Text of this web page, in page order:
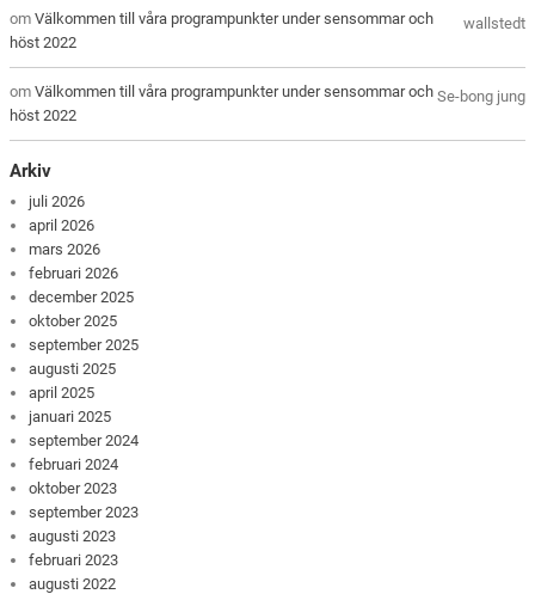
wallstedt
omVälkommen till våra programpunkter under sensommar och
höst 2022
Se-bong jung
omVälkommen till våra programpunkter under sensommar och
höst 2022
Arkiv
juli 2026
april 2026
mars 2026
februari 2026
december 2025
oktober 2025
september 2025
augusti 2025
april 2025
januari 2025
september 2024
februari 2024
oktober 2023
september 2023
augusti 2023
februari 2023
augusti 2022